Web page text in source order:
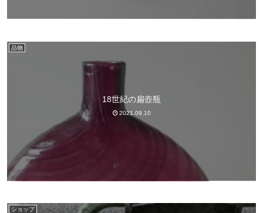
品物
18世紀の扁壺瓶
2021.09.10
ショップ